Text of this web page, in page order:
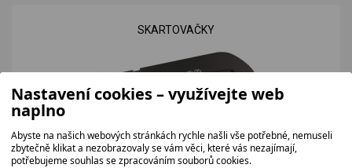
SKARTOVAČKY
Nastavení cookies – využívejte web
naplno
Abyste na našich webových stránkách rychle našli vše potřebné, nemuseli
zbytečně klikat a nezobrazovaly se vám věci, které vás nezajímají,
potřebujeme souhlas se zpracováním souborů cookies.